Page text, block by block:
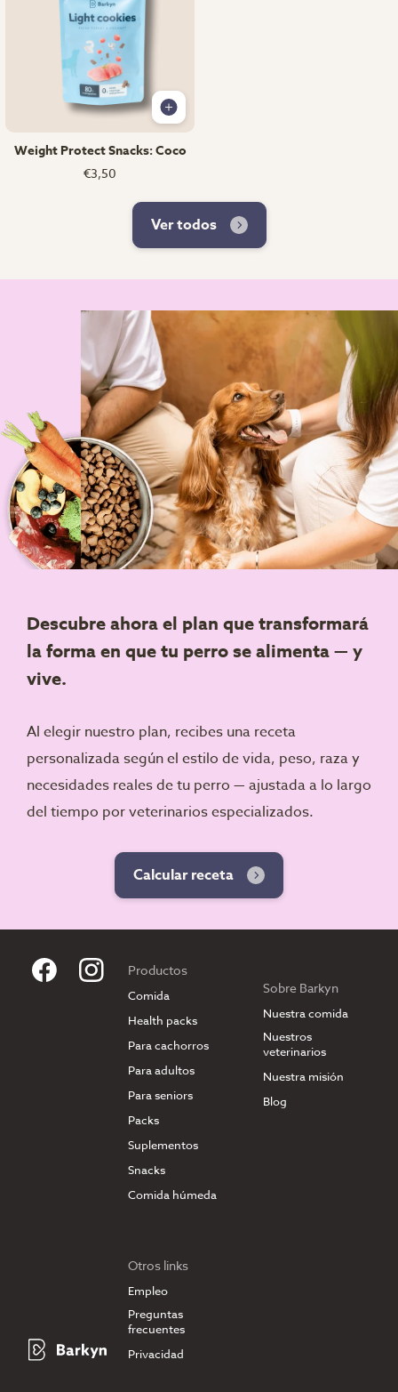
Weight Protect Snacks: Coco
€3,50
Ver todos
Descubre ahora el plan que transformará
la forma en que tu perro se alimenta — y
vive.
Al elegir nuestro plan, recibes una receta
personalizada según el estilo de vida, peso, raza y
necesidades reales de tu perro — ajustada a lo largo
del tiempo por veterinarios especializados.
Calcular receta
Productos
Comida
Health packs
Para cachorros
Para adultos
Para seniors
Packs
Suplementos
Snacks
Comida húmeda
Sobre Barkyn
Nuestra comida
Nuestros
veterinarios
Nuestra misión
Blog
Otros links
Empleo
Preguntas
frecuentes
Privacidad